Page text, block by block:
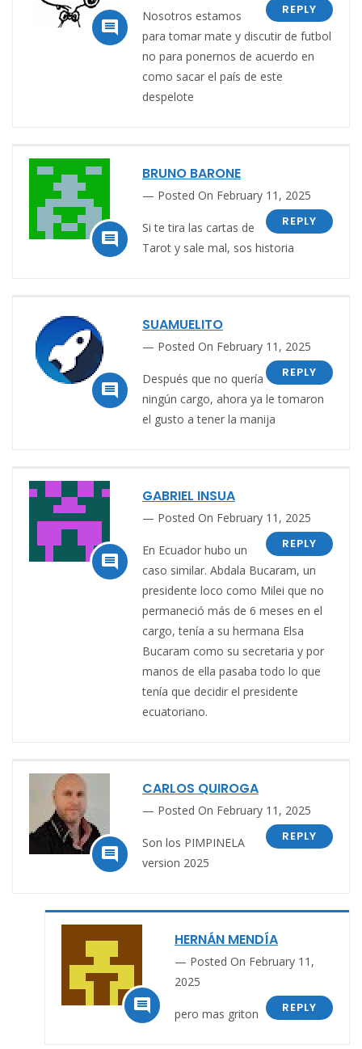

REPLY
Nosotros estamos
para tomar mate y discutir de futbol
no para ponernos de acuerdo en
como sacar el país de este
despelote

BRUNO BARONE
Posted On February 11, 2025
REPLY
Si te tira las cartas de
Tarot y sale mal, sos historia

SUAMUELITO
Posted On February 11, 2025
REPLY
Después que no quería
ningún cargo, ahora ya le tomaron
el gusto a tener la manija

GABRIEL INSUA
Posted On February 11, 2025
REPLY
En Ecuador hubo un
caso similar. Abdala Bucaram, un
presidente loco como Milei que no
permaneció más de 6 meses en el
cargo, tenía a su hermana Elsa
Bucaram como su secretaria y por
manos de ella pasaba todo lo que
tenía que decidir el presidente
ecuatoriano.

CARLOS QUIROGA
Posted On February 11, 2025
REPLY
Son los PIMPINELA
version 2025

HERNÁN MENDÍA
Posted On February 11,
2025
REPLY
pero mas griton